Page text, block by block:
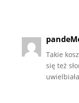
Takie
się też